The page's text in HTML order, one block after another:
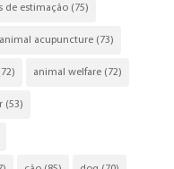
de estimação(75)
animal acupuncture(73)
animal welfare(72)
(53)